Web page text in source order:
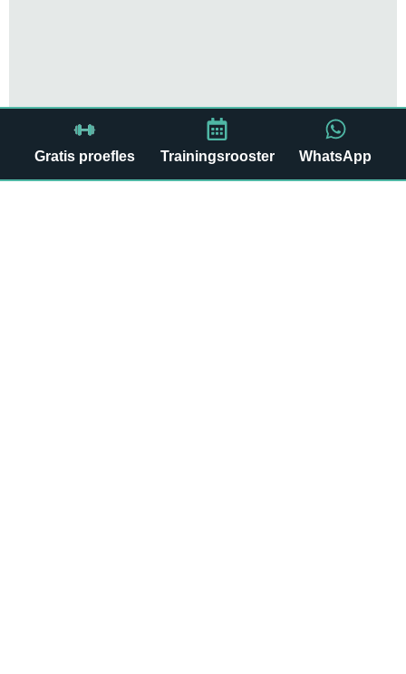
Gratis proefles Trainingsrooster WhatsApp